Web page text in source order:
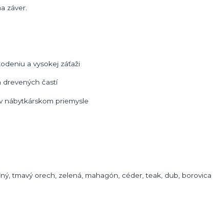
záver.
a vysokej záťaži
drevených častí
nábytkárskom priemysle
tmavý orech, zelená, mahagón, céder, teak, dub, borovica